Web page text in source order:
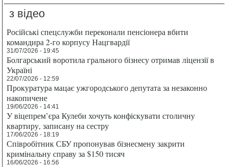
з відео
Російські спецслужби переконали пенсіонера вбити
командира 2-го корпусу Нацгвардії
31/07/2026 - 19:45
Болгарський воротила грального бізнесу отримав ліцензії в
Україні
22/07/2026 - 12:59
Прокуратура мацає ужгородського депутата за незаконно
накопичене
19/06/2026 - 14:41
У віцепрем’єра Кулеби хочуть конфіскувати столичну
квартиру, записану на сестру
17/06/2026 - 18:19
Співробітник СБУ пропонував бізнесмену закрити
кримінальну справу за $150 тисяч
16/06/2026 - 16:56